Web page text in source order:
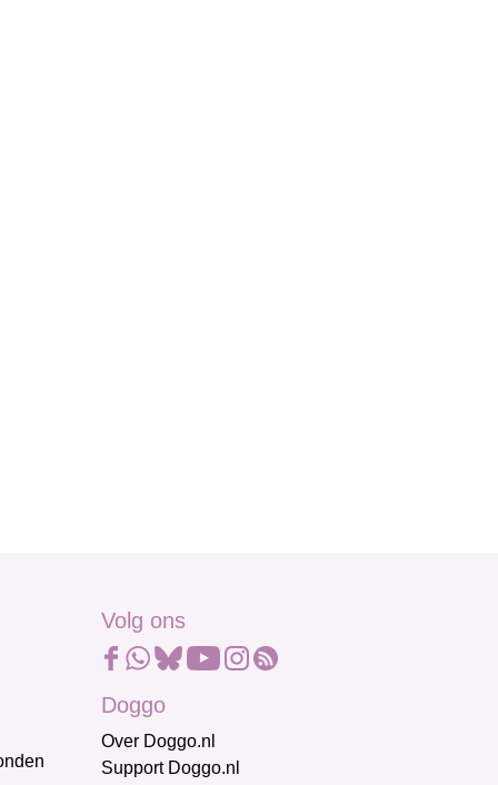
Volg ons
Doggo
Over Doggo.nl
Support Doggo.nl